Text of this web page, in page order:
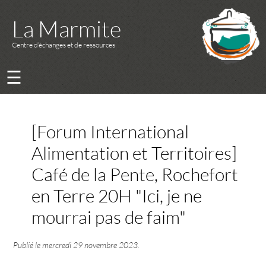
La Marmite
Centre d’échanges et de ressources
☰
[Forum International
Alimentation et Territoires]
Café de la Pente, Rochefort
en Terre 20H "Ici, je ne
mourrai pas de faim"
Publié lemercredi 29 novembre 2023